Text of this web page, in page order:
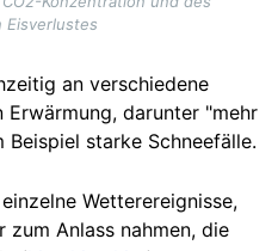
Eisverlustes
an verschiedene
darunter "mehr
Beispiel starke Schneefälle.
Wetterereignisse,
Anlass nahmen, die